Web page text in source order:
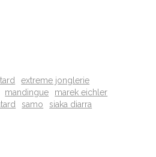
extreme jonglerie
mandingue
marek eichler
samo
siaka diarra